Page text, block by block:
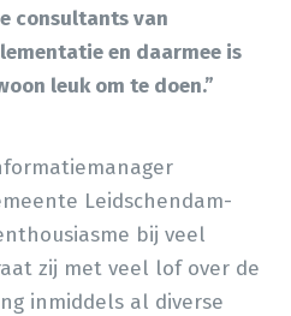
consultants van
en daarmee is
leuk om te doen.”
Leidschendam-
bij veel
zij met veel lof over de
inmiddels al diverse